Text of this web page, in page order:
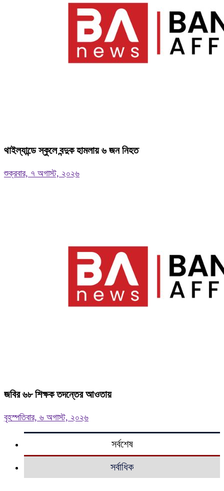
থাইল্যান্ডে স্কুলে বন্দুক হামলায় ৬ জন নিহত
শুক্রবার, ৭ অগাস্ট, ২০২৬
জবির ৬৮ শিক্ষক তদন্তের আওতায়
বৃহস্পতিবার, ৬ অগাস্ট, ২০২৬
সর্বশেষ
সর্বাধিক